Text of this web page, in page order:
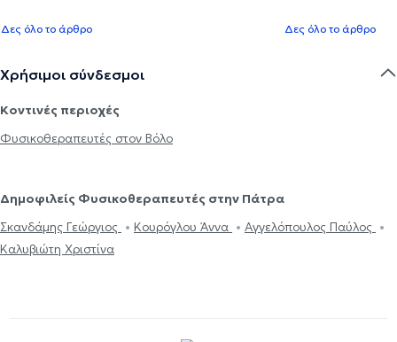
Δες όλο το άρθρο Δες όλο το άρθρο
Χρήσιμοι σύνδεσμοι
Κοντινές περιοχές
Φυσικοθεραπευτές στον Βόλο
Δημοφιλείς Φυσικοθεραπευτές στην Πάτρα
Σκανδάμης Γεώργιος
Κουρόγλου Άννα
Αγγελόπουλος Παύλος
Καλυβιώτη Χριστίνα